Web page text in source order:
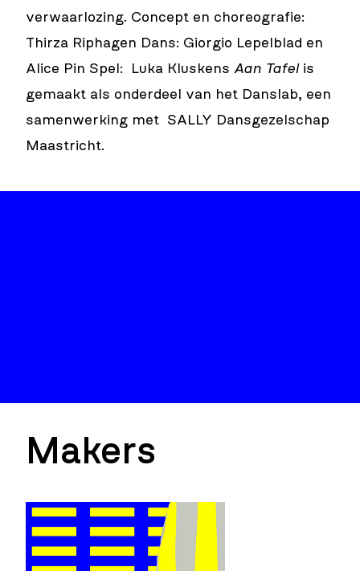
verwaarlozing. Concept en choreografie:
Thirza Riphagen Dans: Giorgio Lepelblad en
Alice Pin Spel: Luka Kluskens Aan Tafelis
gemaakt als onderdeel van het Danslab, een
samenwerking met SALLY Dansgezelschap
Maastricht.
Makers